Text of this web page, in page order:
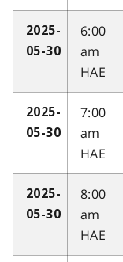
2025-
05-30
6:00
am
HAE
2025-
05-30
7:00
am
HAE
2025-
05-30
8:00
am
HAE